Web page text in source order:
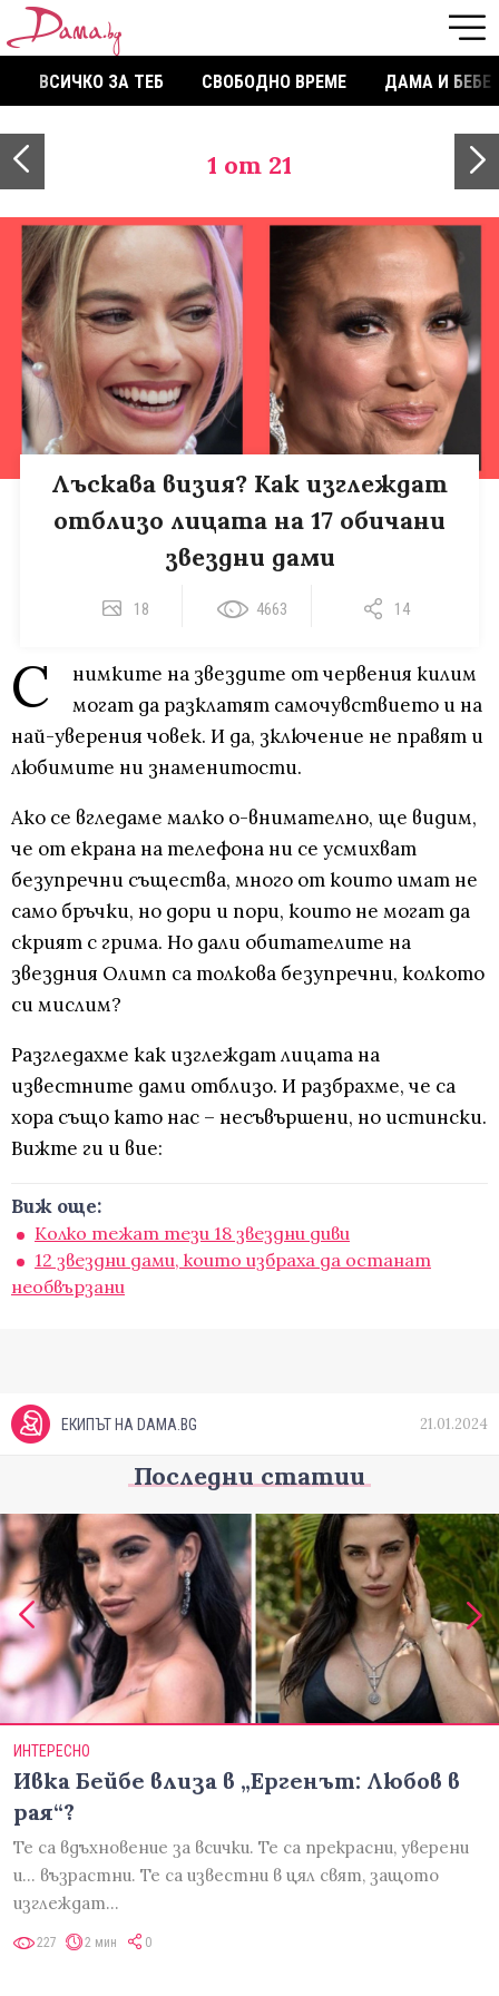
ВСИЧКО ЗА ТЕБ СВОБОДНО ВРЕМЕ ДАМА И БЕБЕ
1 от 21
Лъскава визия? Как изглеждат
отблизо лицата на 17 обичани
звездни дами
18 4663 14
С
нимките на звездите от червения килим
могат да разклатят самочувствието и на
най-уверения човек. И да, зключение не правят и
любимите ни знаменитости.
Ако се вгледаме малко о-внимателно, ще видим,
че от екрана на телефона ни се усмихват
безупречни същества, много от които имат не
само бръчки, но дори и пори, които не могат да
скрият с грима. Но дали обитателите на
звездния Олимп са толкова безупречни, колкото
си мислим?
Разгледахме как изглеждат лицата на
известните дами отблизо. И разбрахме, че са
хора също като нас – несъвършени, но истински.
Вижте ги и вие:
Виж още:
Kолко тежат тези 18 звездни диви
12 звездни дами, които избраха да останат
необвързани
ЕКИПЪТ НА DAMA.BG 21.01.2024
Последни статии
ИНТЕРЕСНО
Ивка Бейбе влиза в „Ергенът: Любов в
рая“?
Те са вдъхновение за всички. Те са прекрасни, уверени
и... възрастни. Те са известни в цял свят, защото
изглеждат…
227 2 мин 0